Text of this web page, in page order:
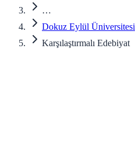
…
Dokuz Eylül Üniversitesi
Karşılaştırmalı Edebiyat